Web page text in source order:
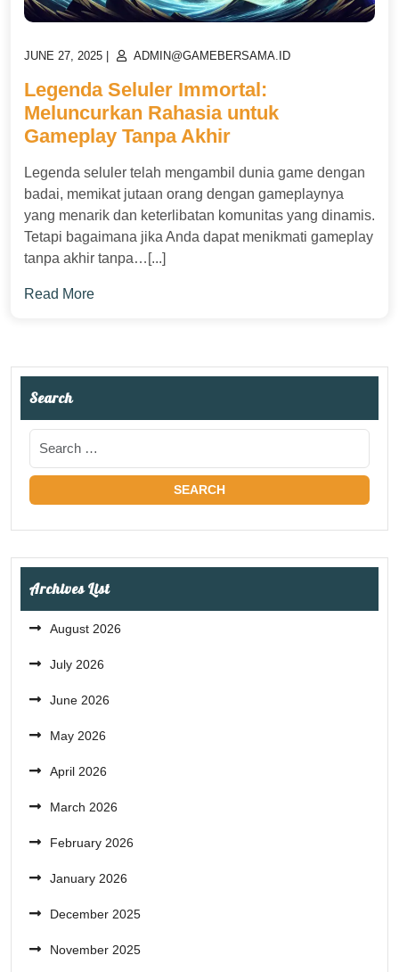
POSTED
JUNE 27, 2025
POSTED
ADMIN@GAMEBERSAMA.ID
Legenda Seluler Immortal:
Meluncurkan Rahasia untuk
Gameplay Tanpa Akhir
Legenda seluler telah mengambil dunia game dengan
badai, memikat jutaan orang dengan gameplaynya
yang menarik dan keterlibatan komunitas yang dinamis.
Tetapi bagaimana jika Anda dapat menikmati gameplay
tanpa akhir tanpa…[...]
Read More
Search
Archives List
August 2026
July 2026
June 2026
May 2026
April 2026
March 2026
February 2026
January 2026
December 2025
November 2025